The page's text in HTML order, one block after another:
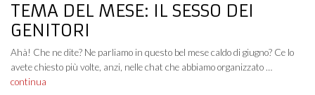
TEMA DEL MESE: IL SESSO DEI
GENITORI
Ahà! Che ne dite? Ne parliamo in questo bel mese caldo di giugno? Ce lo
avete chiesto più volte, anzi, nelle chat che abbiamo organizzato …
continua